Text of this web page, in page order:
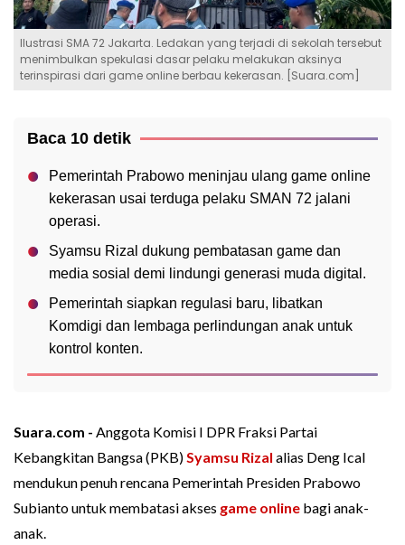
Ilustrasi SMA 72 Jakarta. Ledakan yang terjadi di sekolah tersebut
menimbulkan spekulasi dasar pelaku melakukan aksinya
terinspirasi dari game online berbau kekerasan. [Suara.com]
Baca 10 detik
Pemerintah Prabowo meninjau ulang game online
kekerasan usai terduga pelaku SMAN 72 jalani
operasi.
Syamsu Rizal dukung pembatasan game dan
media sosial demi lindungi generasi muda digital.
Pemerintah siapkan regulasi baru, libatkan
Komdigi dan lembaga perlindungan anak untuk
kontrol konten.
Suara.com - Anggota Komisi I DPR Fraksi Partai
Kebangkitan Bangsa (PKB)Syamsu Rizal alias Deng Ical
mendukun penuh rencana Pemerintah Presiden Prabowo
Subianto untuk membatasi akses game online bagi anak-
anak.